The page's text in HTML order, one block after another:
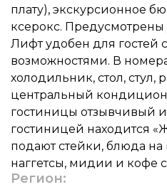
плату), экскурсионное
ксерокс. Предусмотрены
Лифт удобен для гостей
возможностями. В
холодильник, стол, стул,
центральный
гостиницы отзывчивый
гостиницей находится
подают стейки, блюда
наггетсы, мидии и кофе
Регион: